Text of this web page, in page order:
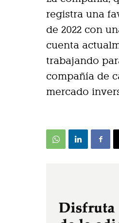
registra una
de 2022 con
cuenta
trabajando
compañía de
mercado